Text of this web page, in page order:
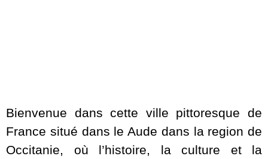
Bienvenue dans cette ville pittoresque de
France situé dans le Aude dans la region de
Occitanie, où l’histoire, la culture et la